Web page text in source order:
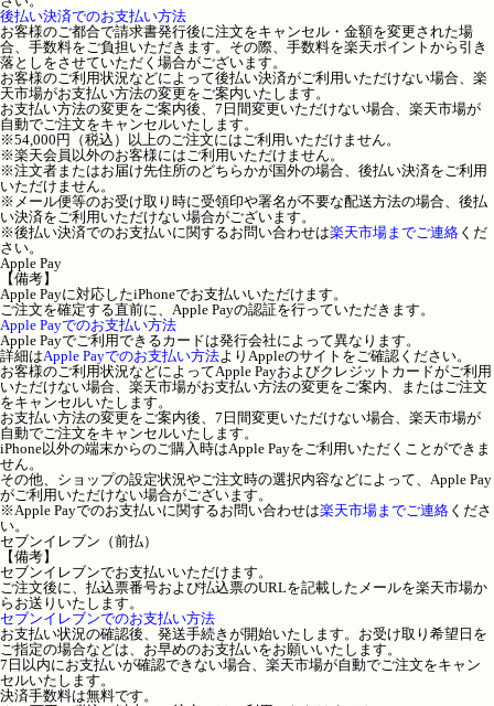
後払い決済でのお支払い方法
お客様のご都合で請求書発行後に注文をキャンセル・金額を変更された場
合、手数料をご負担いただきます。その際、手数料を楽天ポイントから引き
落としをさせていただく場合がございます。
お客様のご利用状況などによって後払い決済がご利用いただけない場合、楽
天市場がお支払い方法の変更をご案内いたします。
お支払い方法の変更をご案内後、7日間変更いただけない場合、楽天市場が
自動でご注文をキャンセルいたします。
※54,000円（税込）以上のご注文にはご利用いただけません。
※楽天会員以外のお客様にはご利用いただけません。
※注文者またはお届け先住所のどちらかが国外の場合、後払い決済をご利用
いただけません。
※メール便等のお受け取り時に受領印や署名が不要な配送方法の場合、後払
い決済をご利用いただけない場合がございます。
※後払い決済でのお支払いに関するお問い合わせは楽天市場までご連絡 くだ
さい。
Apple Pay
【備考】
Apple Payに対応したiPhoneでお支払いいただけます。
ご注文を確定する直前に、Apple Payの認証を行っていただきます。
Apple Payでのお支払い方法
Apple Payでご利用できるカードは発行会社によって異なります。
詳細はApple Payでのお支払い方法よりAppleのサイトをご確認ください。
お客様のご利用状況などによってApple Payおよびクレジットカードがご利用
いただけない場合、楽天市場がお支払い方法の変更をご案内、またはご注文
をキャンセルいたします。
お支払い方法の変更をご案内後、7日間変更いただけない場合、楽天市場が
自動でご注文をキャンセルいたします。
iPhone以外の端末からのご購入時はApple Payをご利用いただくことができま
せん。
その他、ショップの設定状況やご注文時の選択内容などによって、Apple Pay
がご利用いただけない場合がございます。
※Apple Payでのお支払いに関するお問い合わせは楽天市場までご連絡 くださ
い。
セブンイレブン（前払）
【備考】
セブンイレブンでお支払いいただけます。
ご注文後に、払込票番号および払込票のURLを記載したメールを楽天市場か
らお送りいたします。
セブンイレブンでのお支払い方法
お支払い状況の確認後、発送手続きが開始いたします。お受け取り希望日を
ご指定の場合などは、お早めのお支払いをお願いいたします。
7日以内にお支払いが確認できない場合、楽天市場が自動でご注文をキャン
セルいたします。
決済手数料は無料です。